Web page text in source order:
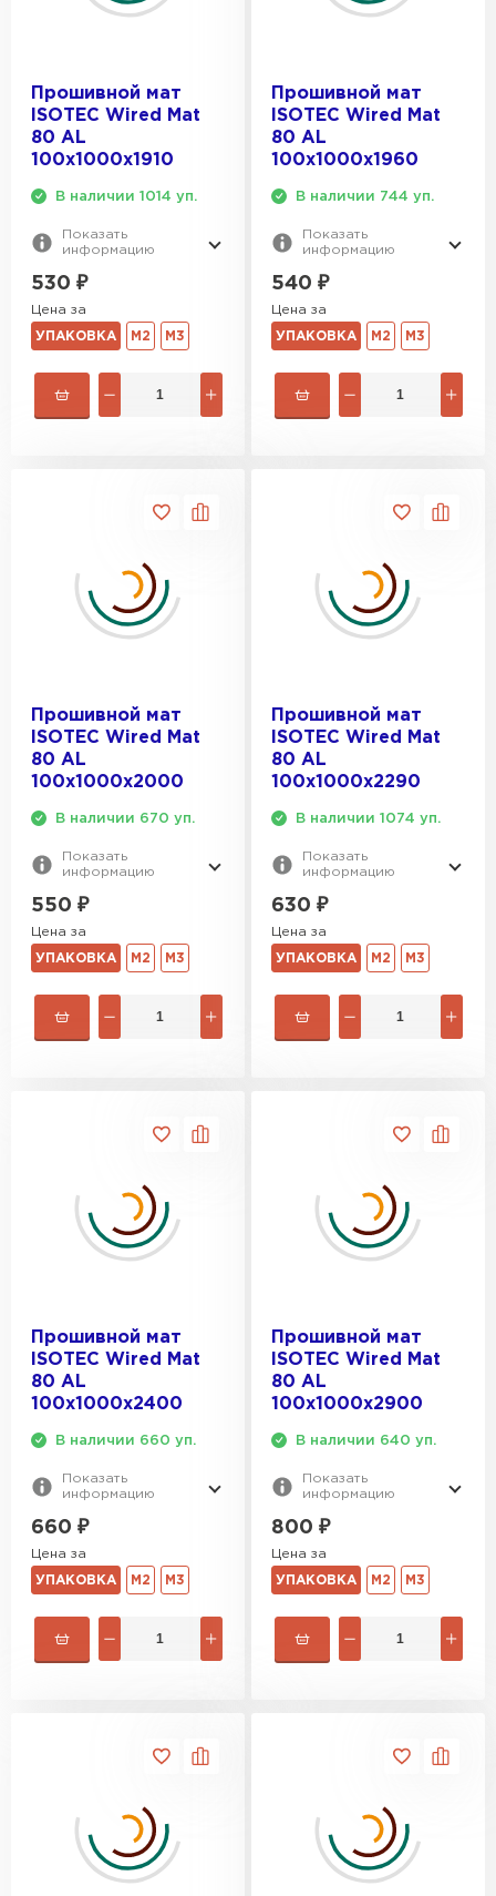
Прошивной мат
ISOTEC Wired Mat
80 AL
100х1000х1910
В наличии 1014 уп.
Показать
информацию
530 ₽
Цена за
УПАКОВКА М2 М3
Прошивной мат
ISOTEC Wired Mat
80 AL
100х1000х1960
В наличии 744 уп.
Показать
информацию
540 ₽
Цена за
УПАКОВКА М2 М3
Прошивной мат
ISOTEC Wired Mat
80 AL
100х1000х2000
В наличии 670 уп.
Показать
информацию
550 ₽
Цена за
УПАКОВКА М2 М3
Прошивной мат
ISOTEC Wired Mat
80 AL
100х1000х2290
В наличии 1074 уп.
Показать
информацию
630 ₽
Цена за
УПАКОВКА М2 М3
Прошивной мат
ISOTEC Wired Mat
80 AL
100х1000х2400
В наличии 660 уп.
Показать
информацию
660 ₽
Цена за
УПАКОВКА М2 М3
Прошивной мат
ISOTEC Wired Mat
80 AL
100х1000х2900
В наличии 640 уп.
Показать
информацию
800 ₽
Цена за
УПАКОВКА М2 М3